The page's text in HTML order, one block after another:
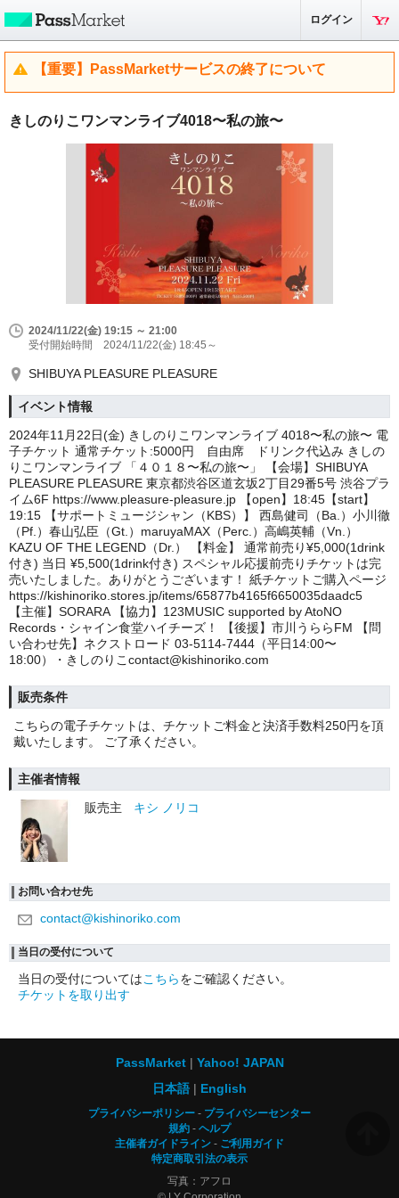
ログイン
【重要】PassMarketサービスの終了について
きしのりこワンマンライブ4018〜私の旅〜
2024/11/22(金) 19:15 ～ 21:00
受付開始時間 2024/11/22(金) 18:45～
SHIBUYA PLEASURE PLEASURE
イベント情報
2024年11月22日(金) きしのりこワンマンライブ 4018〜私の旅〜 電
子チケット 通常チケット:5000円 自由席 ドリンク代込み きしの
りこワンマンライブ 「４０１８〜私の旅〜」 【会場】SHIBUYA
PLEASURE PLEASURE 東京都渋谷区道玄坂2丁目29番5号 渋谷プラ
イム6F https://www.pleasure-pleasure.jp 【open】18:45【start】
19:15 【サポートミュージシャン（KBS）】 西島健司（Ba.）小川徹
（Pf.）春山弘臣（Gt.）maruyaMAX（Perc.）高嶋英輔（Vn.）
KAZU OF THE LEGEND（Dr.） 【料金】 通常前売り¥5,000(1drink
付き) 当日 ¥5,500(1drink付き) スペシャル応援前売りチケットは完
売いたしました。ありがとうございます！ 紙チケットご購入ページ
https://kishinoriko.stores.jp/items/65877b4165f6650035daadc5
【主催】SORARA 【協力】123MUSIC supported by AtoNO
Records・シャイン食堂ハイチーズ！ 【後援】市川うららFM 【問
い合わせ先】ネクストロード 03-5114-7444（平日14:00〜
18:00）・きしのりこcontact@kishinoriko.com
販売条件
こちらの電子チケットは、チケットご料金と決済手数料250円を頂
戴いたします。 ご了承ください。
主催者情報
販売主
キシ ノリコ
お問い合わせ先
contact@kishinoriko.com
当日の受付について
当日の受付についてはこちらをご確認ください。
チケットを取り出す
PassMarket
Yahoo! JAPAN
日本語
English
プライバシーポリシー
プライバシーセンター
規約
ヘルプ
主催者ガイドライン
ご利用ガイド
特定商取引法の表示
写真：アフロ